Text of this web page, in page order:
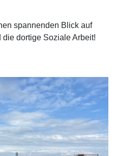
spannenden Blick auf
dortige Soziale Arbeit!